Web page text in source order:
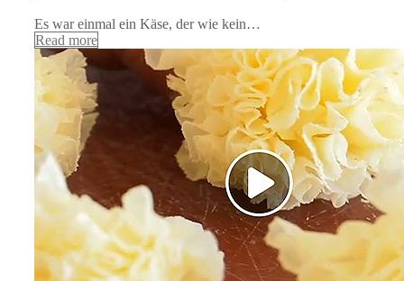
Es war einmal ein Käse, der wie kein…
Read more